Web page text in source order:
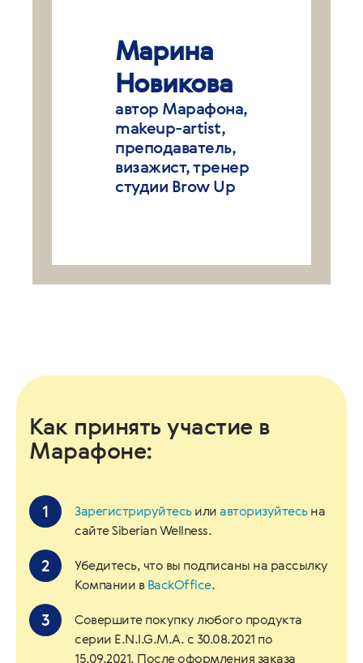
Марина
Новикова
автор Марафона,
makeup-artist,
преподаватель,
визажист, тренер
студии Brow Up
Как принять участие в
Марафоне:
Зарегистрируйтесьилиавторизуйтесьна
сайте Siberian Wellness.
Убедитесь, что вы подписаны на рассылку
Компании вBackOffice.
Совершите покупку любого продукта
серии E.N.I.G.M.A. с 30.08.2021 по
15.09.2021. После оформления заказа